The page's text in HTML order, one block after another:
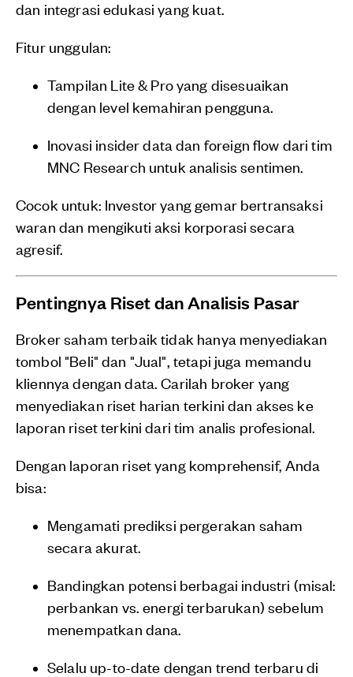
dan integrasi edukasi yang kuat.
Fitur unggulan:
Tampilan Lite & Pro yang disesuaikan
dengan level kemahiran pengguna.
Inovasi insider data dan foreign flow dari tim
MNC Research untuk analisis sentimen.
Cocok untuk: Investor yang gemar bertransaksi
waran dan mengikuti aksi korporasi secara
agresif.
Pentingnya Riset dan Analisis Pasar
Broker saham terbaik tidak hanya menyediakan
tombol "Beli" dan "Jual", tetapi juga memandu
kliennya dengan data. Carilah broker yang
menyediakan riset harian terkini dan akses ke
laporan riset terkini dari tim analis profesional.
Dengan laporan riset yang komprehensif, Anda
bisa:
Mengamati prediksi pergerakan saham
secara akurat.
Bandingkan potensi berbagai industri (misal:
perbankan vs. energi terbarukan) sebelum
menempatkan dana.
Selalu up-to-date dengan trend terbaru di